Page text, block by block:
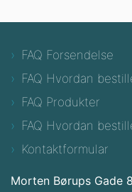
FAQ Forsendelse
FAQ Hvordan
FAQ Produkter
FAQ Hvordan
Kontaktformular
Morten Børups Gade